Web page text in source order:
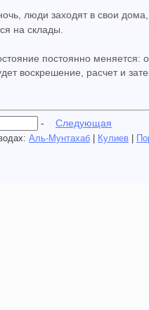
люди заходят в свои
на склады.
постоянно меняется:
воскрешение, расчет и
- Следующая
Аль-Мунтахаб Кулиев